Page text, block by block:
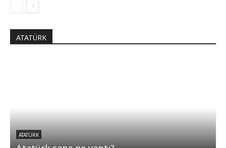
ATATÜRK
ATATÜRK